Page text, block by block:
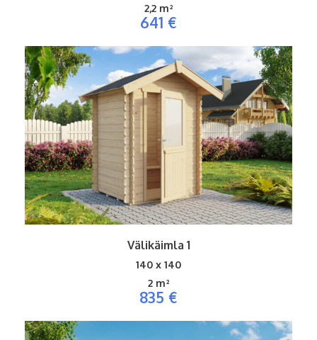
2,2 m²
641 €
Välikäimla 1
140 x 140
2 m²
835 €